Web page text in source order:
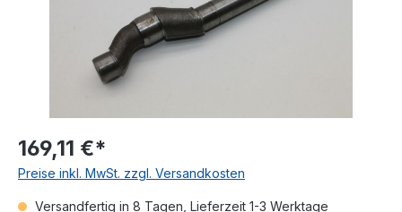
169,11 €*
Preise inkl. MwSt. zzgl. Versandkosten
Versandfertig in 8 Tagen, Lieferzeit 1-3 Werktage